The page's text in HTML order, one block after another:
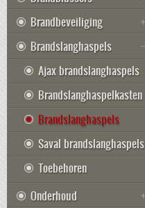
Brandbeveiliging
Brandslanghaspels
Ajax brandslanghaspels
Brandslanghaspelkasten
Brandslanghaspels
Saval brandslanghaspels
Toebehoren
Onderhoud